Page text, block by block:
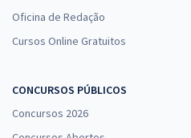
Oficina de Redação
Cursos Online Gratuitos
CONCURSOS PÚBLICOS
Concursos 2026